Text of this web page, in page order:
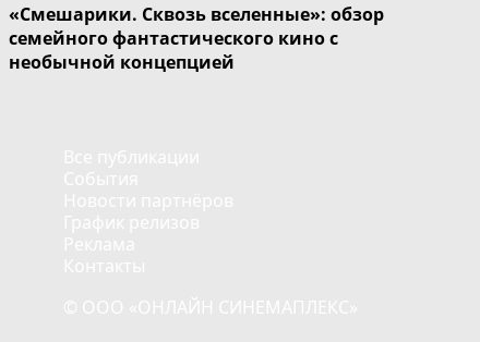
«Смешарики. Сквозь вселенные»: обзор
семейного фантастического кино с
необычной концепцией